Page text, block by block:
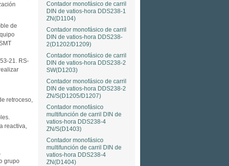
de
21. RS-
retroceso,
reactiva,
grupo
Contador monofásico de carril
DIN de vatios-hora DDS238-1
ZN(D1104)
Contador monofásico de carril
DIN de vatios-hora DDS238-
2(D1202/D1209)
Contador monofásico de carril
DIN de vatios-hora DDS238-2
SW(D1203)
Contador monofásico de carril
DIN de vatios-hora DDS238-2
ZN/S(D1205/D1207)
Contador monofásico
multifunción de carril DIN de
vatios-hora DDS238-4
ZN/S(D1403)
Contador monofásico
multifunción de carril DIN de
vatios-hora DDS238-4
ZN(D1404)